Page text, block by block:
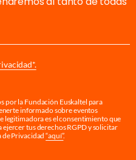
por la Fundación Euskaltel para
informado sobre eventos
legitimadora es el consentimiento que
tus derechos RGPD y solicitar
de Privacidad“aquí”.